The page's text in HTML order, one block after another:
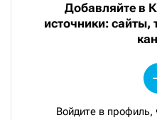
Добавляйте в
источники: сайты,
Войдите в профиль,